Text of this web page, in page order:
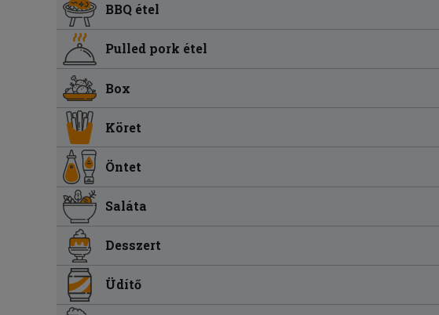
BBQ étel
Pulled pork étel
Box
Köret
Öntet
Saláta
Desszert
Üdítő